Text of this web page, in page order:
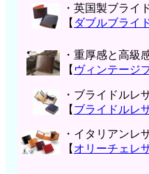
・英国製ブライ
【 ダブルブライ
・重厚感と高級
【 ヴィンテージ
・ブライドルレ
【 ブライドルレ
・イタリアンレ
【 オリーチェレ